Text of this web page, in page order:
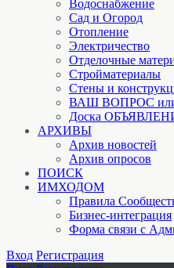
Водоснабжение
Сад и Огород
Отопление
Электричество
Отделочные
Стройматериалы
Стены и
ВАШ ВОПРОС
Доска
АРХИВЫ
Архив новостей
Архив опросов
ПОИСК
ИМХОДОМ
Правила
Бизнес-интеграция
Форма связи с
Вход Регистрация